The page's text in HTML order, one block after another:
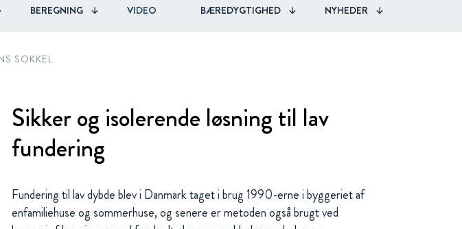
BEREGNING VIDEO BÆREDYGTIGHED NYHEDER
SOKKEL
Sikker og isolerende løsning til lav
fundering
Fundering til lav dybde blev i Danmark taget i brug 1990-erne i byggeriet af
enfamiliehuse og sommerhuse, og senere er metoden også brugt ved